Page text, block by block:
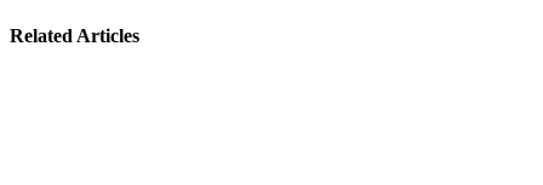
Related Articles